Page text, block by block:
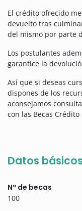
El crédito ofrecido
devuelto tras
del mismo por parte
Los postulantes
garantice la
Así que si deseas
dispones de los
aconsejamos
con las Becas
Datos básicos
Nº de becas
100